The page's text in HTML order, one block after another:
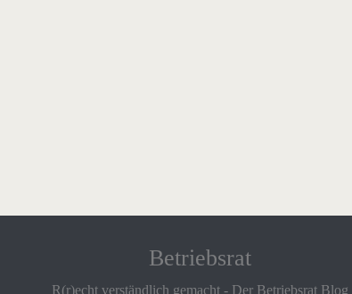
Betriebsrat
R(r)echt verständlich gemacht - Der Betriebsrat Blog